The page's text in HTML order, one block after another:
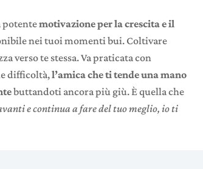
potentemotivazione per la crescita e il
nei tuoi momenti bui. Coltivare
verso te stessa. Va praticata con
difficoltà,l’amica che ti tende una mano
buttandoti ancora più giù. È quella che
e continua a fare del tuo meglio, io ti